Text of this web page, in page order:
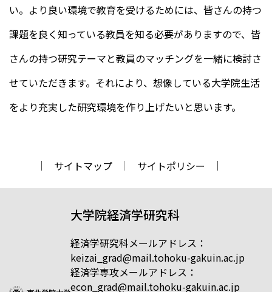
い。より良い環境で教育を受けるためには、皆さんの持つ
課題を良く知っている教員を知る必要がありますので、皆
さんの持つ研究テーマと教員のマッチングを一緒に検討さ
せていただきます。それにより、想像している大学院生活
をより充実した研究環境を作り上げたいと思います。
サイトマップ サイトポリシー
大学院経済学研究科
経済学研究科メールアドレス：
keizai_grad@mail.tohoku-gakuin.ac.jp
経済学専攻メールアドレス：
econ_grad@mail.tohoku-gakuin.ac.jp